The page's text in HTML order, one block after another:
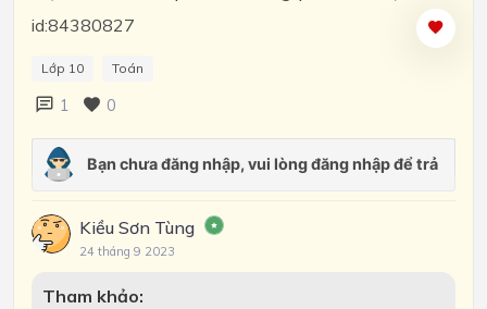
id:84380827
Lớp 10 Toán
1 0
Kiều Sơn Tùng
24 tháng 9 2023
Tham khảo: